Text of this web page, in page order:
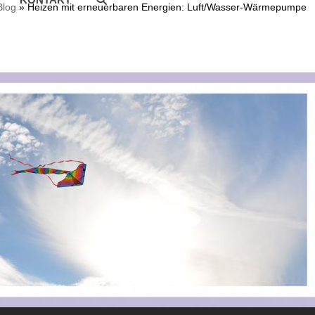
»Heizen mit erneuerbaren Energien: Luft/Wasser-Wärmepumpe